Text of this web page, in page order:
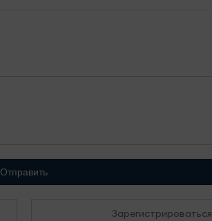
Отправить
Зарегистрироваться